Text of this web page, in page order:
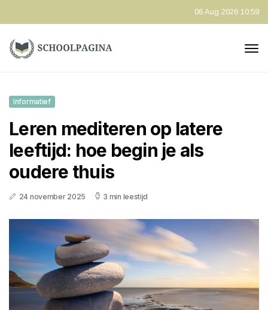
06 Aug 2026 10:59
Informatief
Leren mediteren op latere
leeftijd: hoe begin je als
oudere thuis
24 november 2025 3 min leestijd